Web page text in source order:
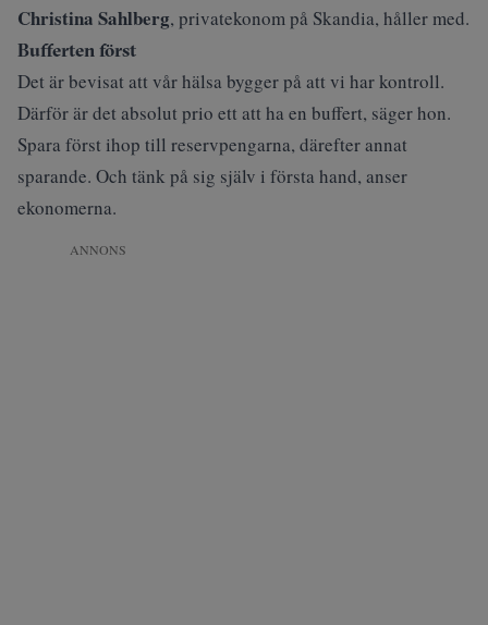
Christina Sahlberg, privatekonom på Skandia, håller med.
Bufferten först
Det är bevisat att vår hälsa bygger på att vi har kontroll.
Därför är det absolut prio ett att ha en buffert, säger hon.
Spara först ihop till reservpengarna, därefter annat
sparande. Och tänk på sig själv i första hand, anser
ekonomerna.
ANNONS